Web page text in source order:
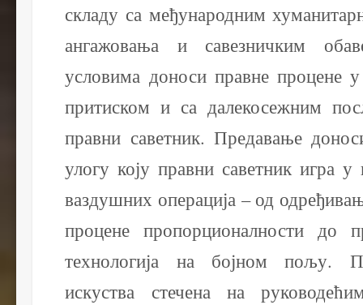
складу са међународним
ангажовања и савезничким
условима доноси правне процене
притиском и са далекосежним
правни саветник. Предавање
улогу коју правни саветник игра
ваздушних операција – од
процене пропорционалности до
технологија на бојном пољу.
искуства стечена на